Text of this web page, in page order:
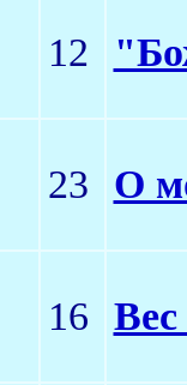
12
23 О
16